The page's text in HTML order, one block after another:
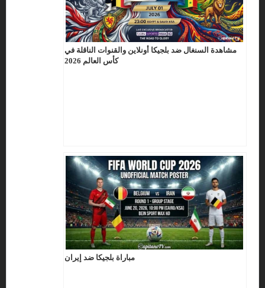
مشاهدة السنغال ضد بلجيكا أونلاين والقنوات الناقلة في
كأس العالم 2026
مباراة بلجيكا ضد إيران